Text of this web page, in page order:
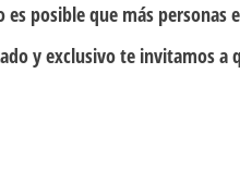
posible que más personas
y exclusivo te invitamos